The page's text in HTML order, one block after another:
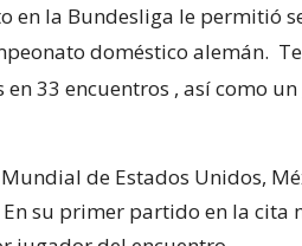
en la Bundesliga le permitió
doméstico alemán.
en 33 encuentros , así como
de Estados Unidos,
su primer partido en la